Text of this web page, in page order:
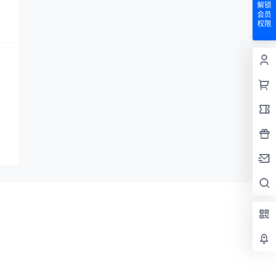
解锁
会员
权限